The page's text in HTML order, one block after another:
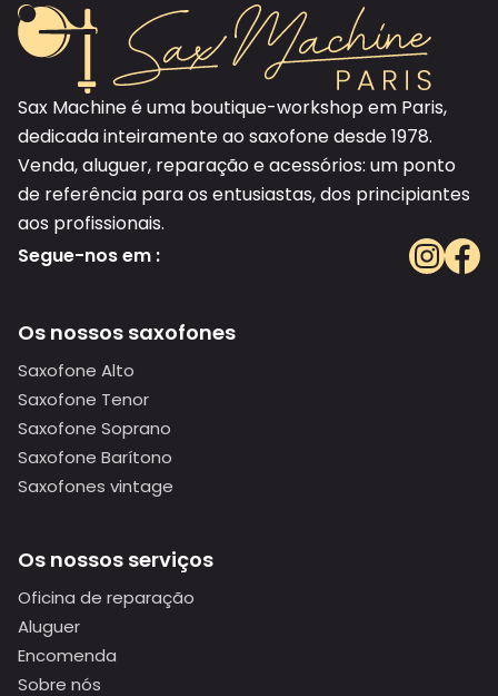
Sax Machine é uma boutique-workshop em Paris,
dedicada inteiramente ao saxofone desde 1978.
Venda, aluguer, reparação e acessórios: um ponto
de referência para os entusiastas, dos principiantes
aos profissionais.
Segue-nos em :
Os nossos saxofones
Saxofone Alto
Saxofone Tenor
Saxofone Soprano
Saxofone Barítono
Saxofones vintage
Os nossos serviços
Oficina de reparação
Aluguer
Encomenda
Sobre nós